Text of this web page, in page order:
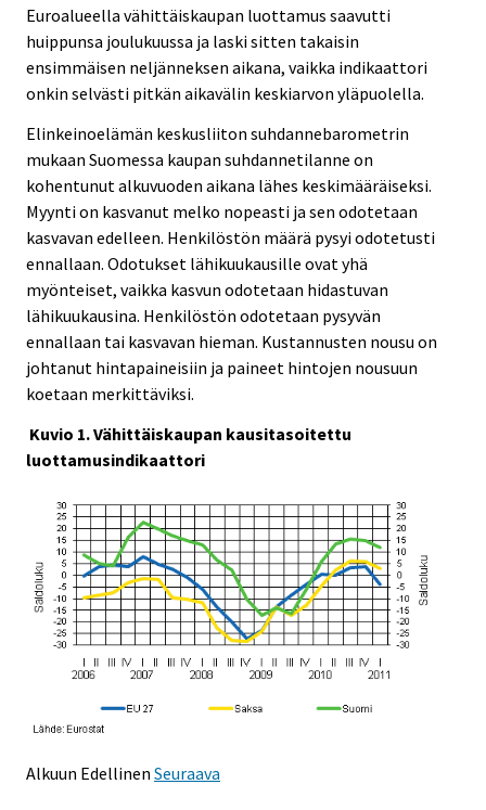
Euroalueella vähittäiskaupan luottamus saavutti
huippunsa joulukuussa ja laski sitten takaisin
ensimmäisen neljänneksen aikana, vaikka indikaattori
onkin selvästi pitkän aikavälin keskiarvon yläpuolella.
Elinkeinoelämän keskusliiton suhdannebarometrin
mukaan Suomessa kaupan suhdannetilanne on
kohentunut alkuvuoden aikana lähes keskimääräiseksi.
Myynti on kasvanut melko nopeasti ja sen odotetaan
kasvavan edelleen. Henkilöstön määrä pysyi odotetusti
ennallaan. Odotukset lähikuukausille ovat yhä
myönteiset, vaikka kasvun odotetaan hidastuvan
lähikuukausina. Henkilöstön odotetaan pysyvän
ennallaan tai kasvavan hieman. Kustannusten nousu on
johtanut hintapaineisiin ja paineet hintojen nousuun
koetaan merkittäviksi.
Kuvio 1. Vähittäiskaupan kausitasoitettu
luottamusindikaattori
Alkuun Edellinen Seuraava